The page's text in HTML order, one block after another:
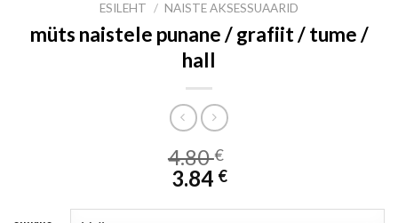
ESILEHT / NAISTE AKSESSUAARID
müts naistele punane / grafiit / tume /
hall
4.80€
3.84 €